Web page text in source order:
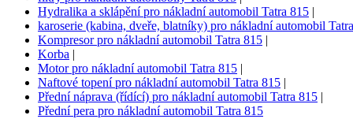
Hydralika a sklápění pro nákladní automobil Tatra 815 |
karoserie (kabina, dveře, blatníky) pro nákladní automobil
Kompresor pro nákladní automobil Tatra 815 |
Korba |
Motor pro nákladní automobil Tatra 815 |
Naftové topení pro nákladní automobil Tatra 815 |
Přední náprava (řídící) pro nákladní automobil Tatra 815 |
Přední pera pro nákladní automobil Tatra 815